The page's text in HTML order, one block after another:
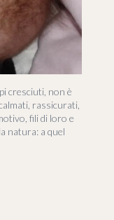
cresciuti, non è
rassicurati,
fili di loro e
natura: a quel